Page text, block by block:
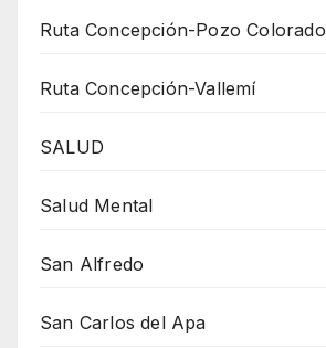
Ruta Concepción-Pozo Colorado
Ruta Concepción-Vallemí
SALUD
Salud Mental
San Alfredo
San Carlos del Apa